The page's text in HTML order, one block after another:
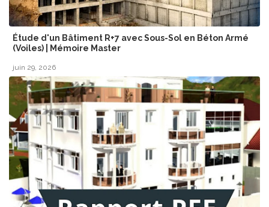
Étude d'un Bâtiment R+7 avec Sous-Sol en Béton Armé
(Voiles) | Mémoire Master
juin 29, 2026